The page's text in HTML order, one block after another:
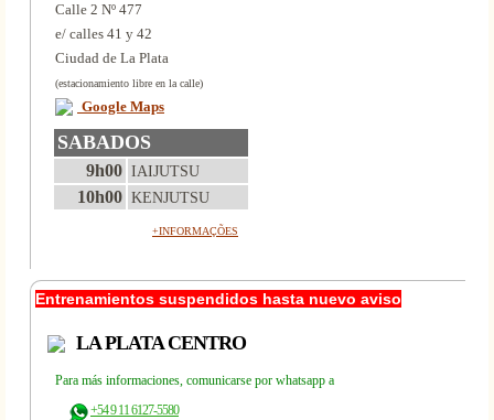
Calle 2 Nº 477
e/ calles 41 y 42
Ciudad de La Plata
(estacionamiento libre en la calle)
Google Maps
SABADOS
9h00 IAIJUTSU
10h00 KENJUTSU
+INFORMAÇÕES
Entrenamientos suspendidos hasta nuevo aviso
LA PLATA CENTRO
Para más informaciones, comunicarse por whatsapp a
+54 9 11 6127-5580